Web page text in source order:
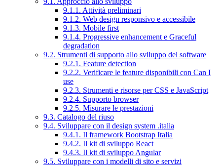
9.1.1. Attività preliminari
9.1.2. Web design responsivo e accessibile
9.1.3. Mobile first
9.1.4. Progressive enhancement e Graceful
degradation
9.2. Strumenti di supporto allo sviluppo del software
9.2.1. Feature detection
9.2.2. Verificare le feature disponibili con Can I
use
9.2.3. Strumenti e risorse per CSS e JavaScript
9.2.4. Supporto browser
9.2.5. Misurare le prestazioni
9.3. Catalogo del riuso
9.4. Sviluppare con il design system .italia
9.4.1. Il framework Bootstrap Italia
9.4.2. Il kit di sviluppo React
9.4.3. Il kit di sviluppo Angular
9.5. Sviluppare con i modelli di sito e servizi